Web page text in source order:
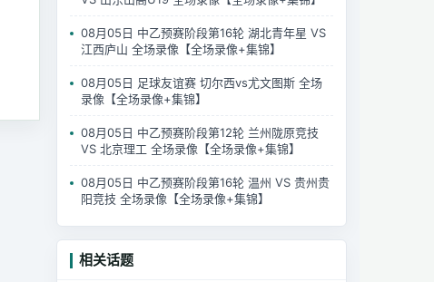
08月05日 中乙预赛阶段第16轮 湖北青年星 VS
江西庐山 全场录像【全场录像+集锦】
08月05日 足球友谊赛 切尔西vs尤文图斯 全场
录像【全场录像+集锦】
08月05日 中乙预赛阶段第12轮 兰州陇原竞技
VS 北京理工 全场录像【全场录像+集锦】
08月05日 中乙预赛阶段第16轮 温州 VS 贵州贵
阳竞技 全场录像【全场录像+集锦】
相关话题